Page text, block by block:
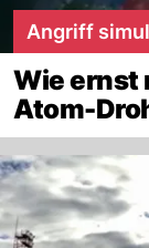
Angriff
Wie ernst
Atom-